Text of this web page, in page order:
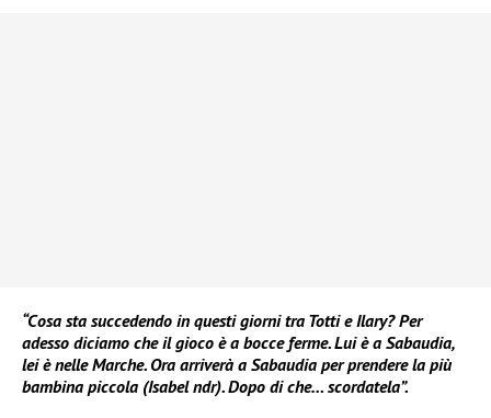
“Cosa sta succedendo in questi giorni tra Totti e Ilary? Per
adesso diciamo che il gioco è a bocce ferme. Lui è a Sabaudia,
lei è nelle Marche. Ora arriverà a Sabaudia per prendere la più
bambina piccola (Isabel ndr). Dopo di che… scordatela”.